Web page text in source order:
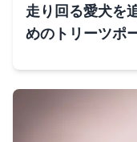
走り回る愛犬を
めのトリーツポ